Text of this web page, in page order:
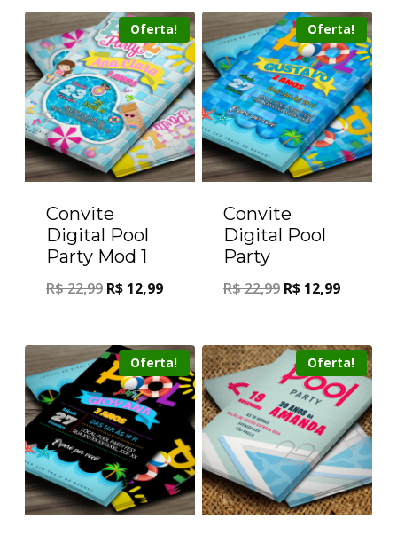
Oferta!
Convite
Digital Pool
Party Mod 1
R$22,99 R$ 12,99
Oferta!
Convite
Digital Pool
Party
R$22,99 R$ 12,99
Oferta! Oferta!